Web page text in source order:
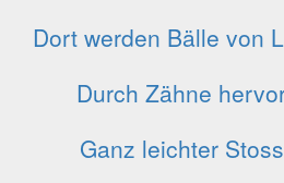
Dort werden Bälle von
Durch Zähne
Ganz leichter